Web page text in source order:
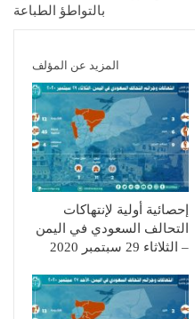
بالتواطؤ الطباعة
المزيد عن المؤلف
إحصائية أولية لإنتهاكات
التحالف السعودي في اليمن
– الثلاثاء 29 سبتمبر 2020